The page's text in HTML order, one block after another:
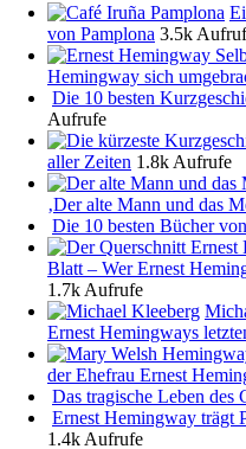
von Pamplona 3.5k
Hemingway sich
Die 10 besten
Aufrufe
aller Zeiten 1.8k Aufrufe
‚Der alte Mann und das
Die 10 besten Bücher
Blatt – Wer Ernest
1.7k Aufrufe
Ernest Hemingways
der Ehefrau Ernest
Das tragische Leben
Ernest Hemingway trägt
1.4k Aufrufe